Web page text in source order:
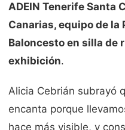
ADEIN Tenerife Santa
Canarias, equipo de la
Baloncesto en silla de
exhibición.
Alicia Cebrián subrayó
encanta porque
hace más visible, y